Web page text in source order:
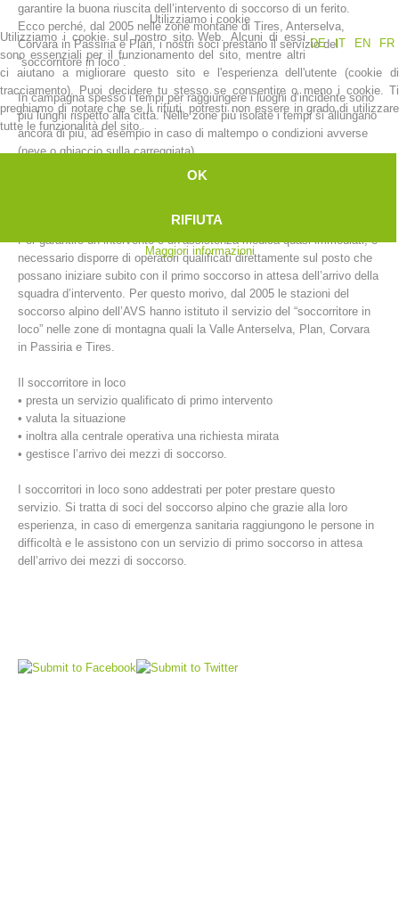
Stazioni del soccorso alpino
garantire la buona riuscita dell’intervento di soccorso di un ferito.
Ecco perché, dal 2005 nelle zone montane di Tires, Anterselva,
Corvara in Passiria e Plan, i nostri soci prestano il servizio del
“soccorritore in loco”.
In campagna spesso i tempi per raggiungere i luoghi d’incidente sono
più lunghi rispetto alla città. Nelle zone più isolate i tempi si allungano
ancora di più, ad esempio in caso di maltempo o condizioni avverse
(neve o ghiaccio sulla carreggiata).
Per garantire un intervento e un’assistenza medica quasi immediati, è
necessario disporre di operatori qualificati direttamente sul posto che
possano iniziare subito con il primo soccorso in attesa dell’arrivo della
squadra d’intervento. Per questo morivo, dal 2005 le stazioni del
soccorso alpino dell’AVS hanno istituto il servizio del “soccorritore in
loco” nelle zone di montagna quali la Valle Anterselva, Plan, Corvara
in Passiria e Tires.
Il soccorritore in loco
• presta un servizio qualificato di primo intervento
• valuta la situazione
• inoltra alla centrale operativa una richiesta mirata
• gestisce l’arrivo dei mezzi di soccorso.
I soccorritori in loco sono addestrati per poter prestare questo
servizio. Si tratta di soci del soccorso alpino che grazie alla loro
esperienza, in caso di emergenza sanitaria raggiungono le persone in
difficoltà e le assistono con un servizio di primo soccorso in attesa
dell’arrivo dei mezzi di soccorso.
Utilizziamo i cookie
DE
IT EN FR
Utilizziamo i cookie sul nostro sito Web. Alcuni di essi
sono essenziali per il funzionamento del sito, mentre altri
ci aiutano a migliorare questo sito e l'esperienza dell'utente (cookie di
tracciamento). Puoi decidere tu stesso se consentire o meno i cookie. Ti
preghiamo di notare che se li rifiuti, potresti non essere in grado di utilizzare
tutte le funzionalità del sito.
OK
RIFIUTA
Maggiori informazioni